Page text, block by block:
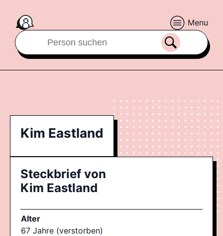
Menu
Kim Eastland
Steckbrief von
Kim Eastland
Alter
67 Jahre (verstorben)